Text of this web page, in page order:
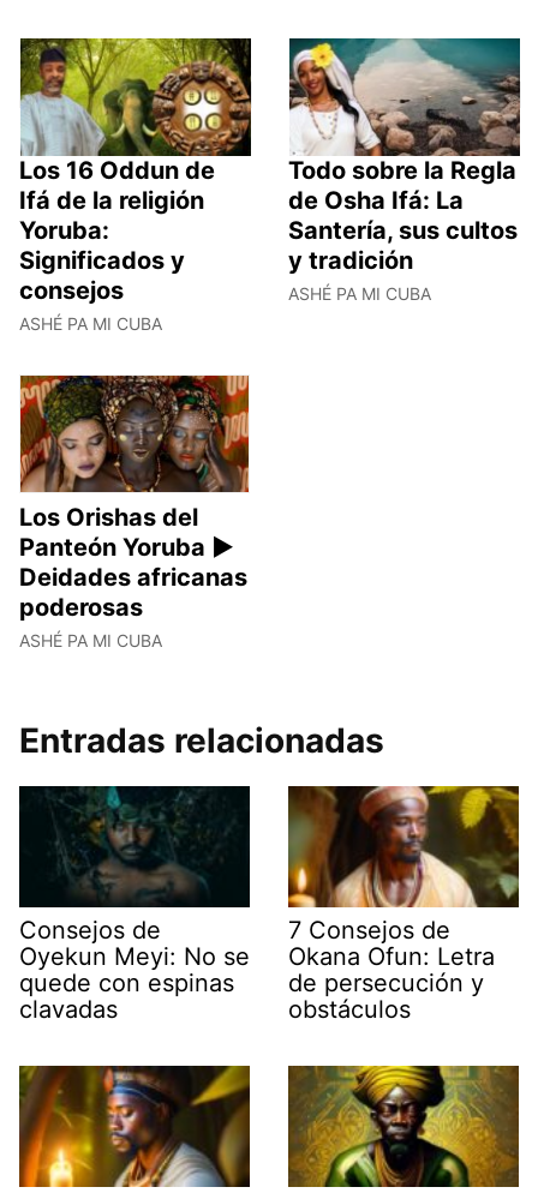
Los 16 Oddun de
Ifá de la religión
Yoruba:
Significados y
consejos
ASHÉ PA MI CUBA
Todo sobre la Regla
de Osha Ifá: La
Santería, sus cultos
y tradición
ASHÉ PA MI CUBA
Los Orishas del
Panteón Yoruba ►
Deidades africanas
poderosas
ASHÉ PA MI CUBA
Entradas relacionadas
Consejos de
Oyekun Meyi: No se
quede con espinas
clavadas
7 Consejos de
Okana Ofun: Letra
de persecución y
obstáculos